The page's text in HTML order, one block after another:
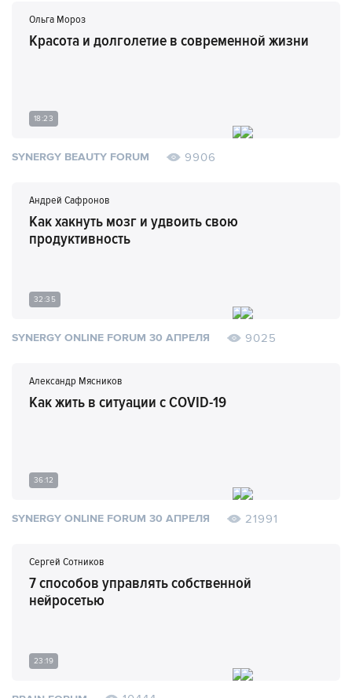
Ольга Мороз
Красота и долголетие в современной жизни
18:23
SYNERGY BEAUTY FORUM 9906
Андрей Сафронов
Как хакнуть мозг и удвоить свою
продуктивность
32:35
SYNERGY ONLINE FORUM 30 АПРЕЛЯ 9025
Александр Мясников
Как жить в ситуации с COVID-19
36:12
SYNERGY ONLINE FORUM 30 АПРЕЛЯ 21991
Сергей Сотников
7 способов управлять собственной
нейросетью
23:19